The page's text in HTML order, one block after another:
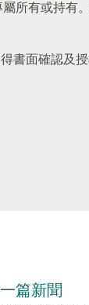
所有或持有
得書面確認及
篇新聞